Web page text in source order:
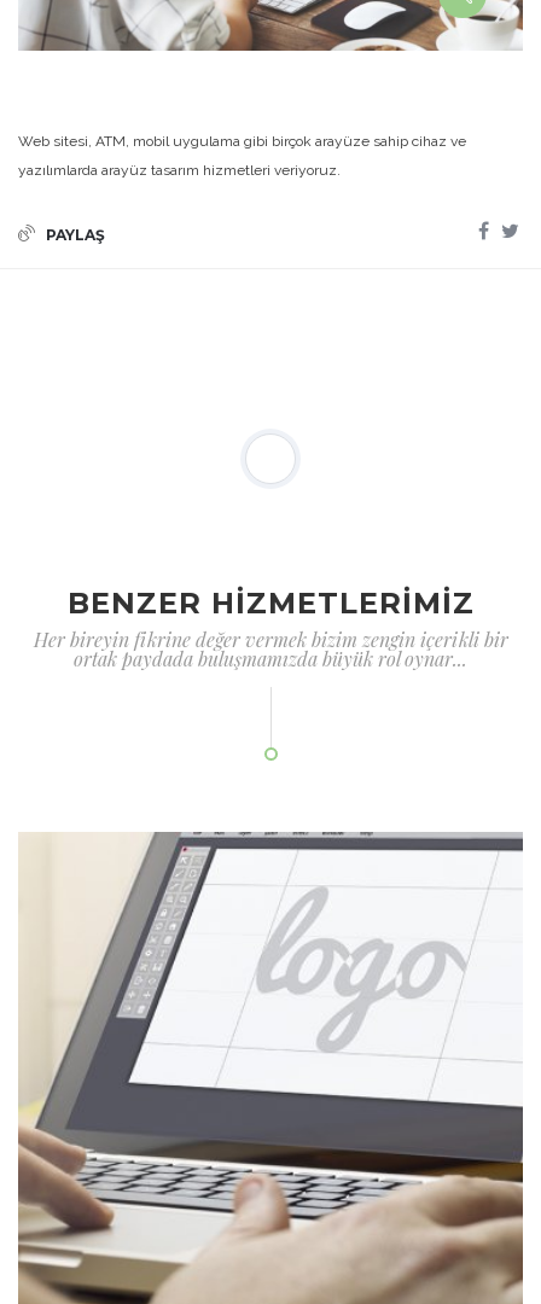
Web sitesi, ATM, mobil uygulama gibi birçok arayüze sahip cihaz ve
yazılımlarda arayüz tasarım hizmetleri veriyoruz.
PAYLAŞ
BENZER HİZMETLERİMİZ
Her bireyin fikrine değer vermek bizim zengin içerikli bir
ortak paydada buluşmamızda büyük rol oynar...